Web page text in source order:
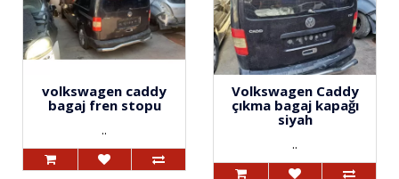
volkswagen caddy
bagaj fren stopu
..
Volkswagen Caddy
çıkma bagaj kapağı
siyah
..